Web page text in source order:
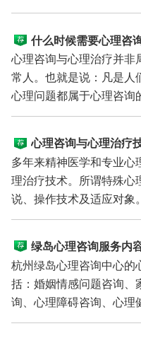
谐幸福"为服...
什么时候需要心理咨
心理咨询与心理治疗并非
常人。也就是说：凡是人
心理问题都属于心理咨询
两大类。...
心理咨询与心理治疗
多年来精神医学和专业心
理治疗技术。所谓特殊心
说、操作技术及适应对象
法、行为疗法...
绿岛心理咨询服务内
杭州绿岛心理咨询中心的
括：婚姻情感问题咨询、
询、心理障碍咨询、心理
性心理问题咨...